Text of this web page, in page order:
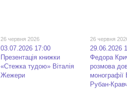
26 червня 2026
03.07.2026 17:00
Презентація книжки
«Стежка тудою» Віталія
Жежери
26 червня
29.06.2026
Федора
розмова
Рубан-